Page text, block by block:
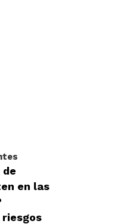
de
en las